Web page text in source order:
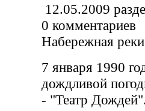
12.05.2009
0 комментариев
Набережная
7 января 1990
дождливой
- "Театр